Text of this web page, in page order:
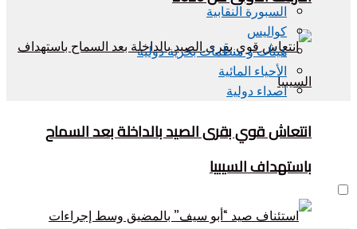
انتعاش قوي بقرى الصيد بالداخلة بعد السماح
باستهداف السيبيا
السبورة النقابية
كواليس
هيئات و منظمات بحرية دولية
الأحياء المائية
اصداء دولية